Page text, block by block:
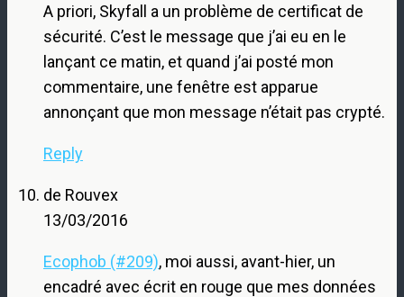
A priori, Skyfall a un problème de certificat de
sécurité. C’est le message que j’ai eu en le
lançant ce matin, et quand j’ai posté mon
commentaire, une fenêtre est apparue
annonçant que mon message n’était pas crypté.
Reply
de Rouvex
13/03/2016
Ecophob (#209), moi aussi, avant-hier, un
encadré avec écrit en rouge que mes données